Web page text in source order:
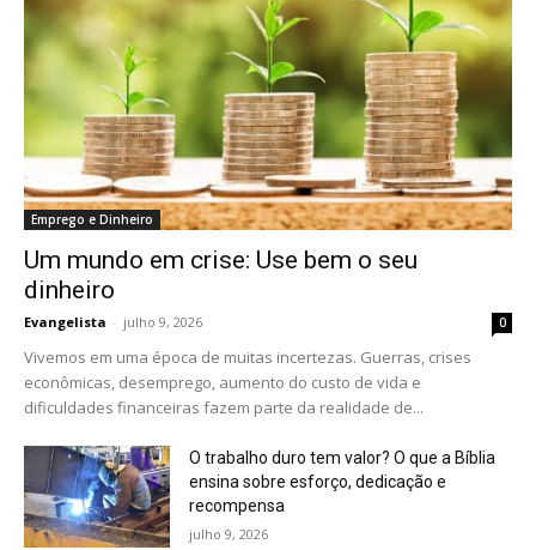
Emprego e Dinheiro
Um mundo em crise: Use bem o seu
dinheiro
Evangelista - julho 9, 2026 0
Vivemos em uma época de muitas incertezas. Guerras, crises
econômicas, desemprego, aumento do custo de vida e
dificuldades financeiras fazem parte da realidade de...
O trabalho duro tem valor? O que a Bíblia
ensina sobre esforço, dedicação e
recompensa
julho 9, 2026